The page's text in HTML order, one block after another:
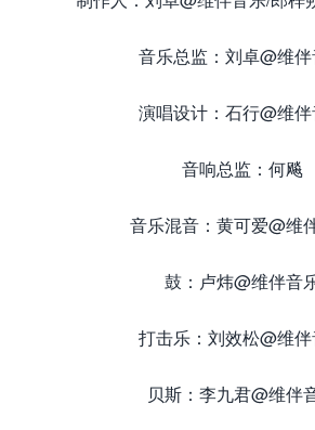
音乐总监：刘卓@维
演唱设计：石行@维
音响总监：何飚
音乐混音：黄可爱@维
鼓：卢炜@维伴音
打击乐：刘效松@维
贝斯：李九君@维伴